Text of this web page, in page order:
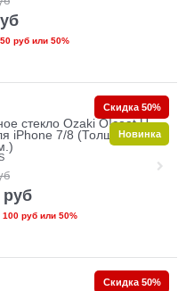
рубили 50%
стекло Ozaki O!coat U-
iPhone 7/8 (Толщина:
руб
100 рубили 50%
Скидка 50%
Новинка
Скидка 50%